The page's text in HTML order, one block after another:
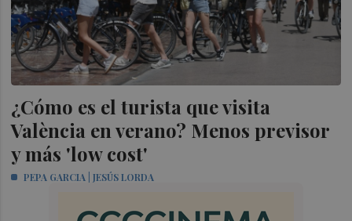
¿Cómo es el turista que visita
València en verano? Menos previsor
y más 'low cost'
PEPA GARCIA | JESÚS LORDA